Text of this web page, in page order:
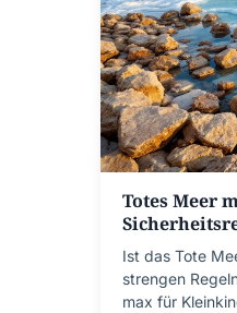
Totes Meer
Ist das Tote
strengen
max für